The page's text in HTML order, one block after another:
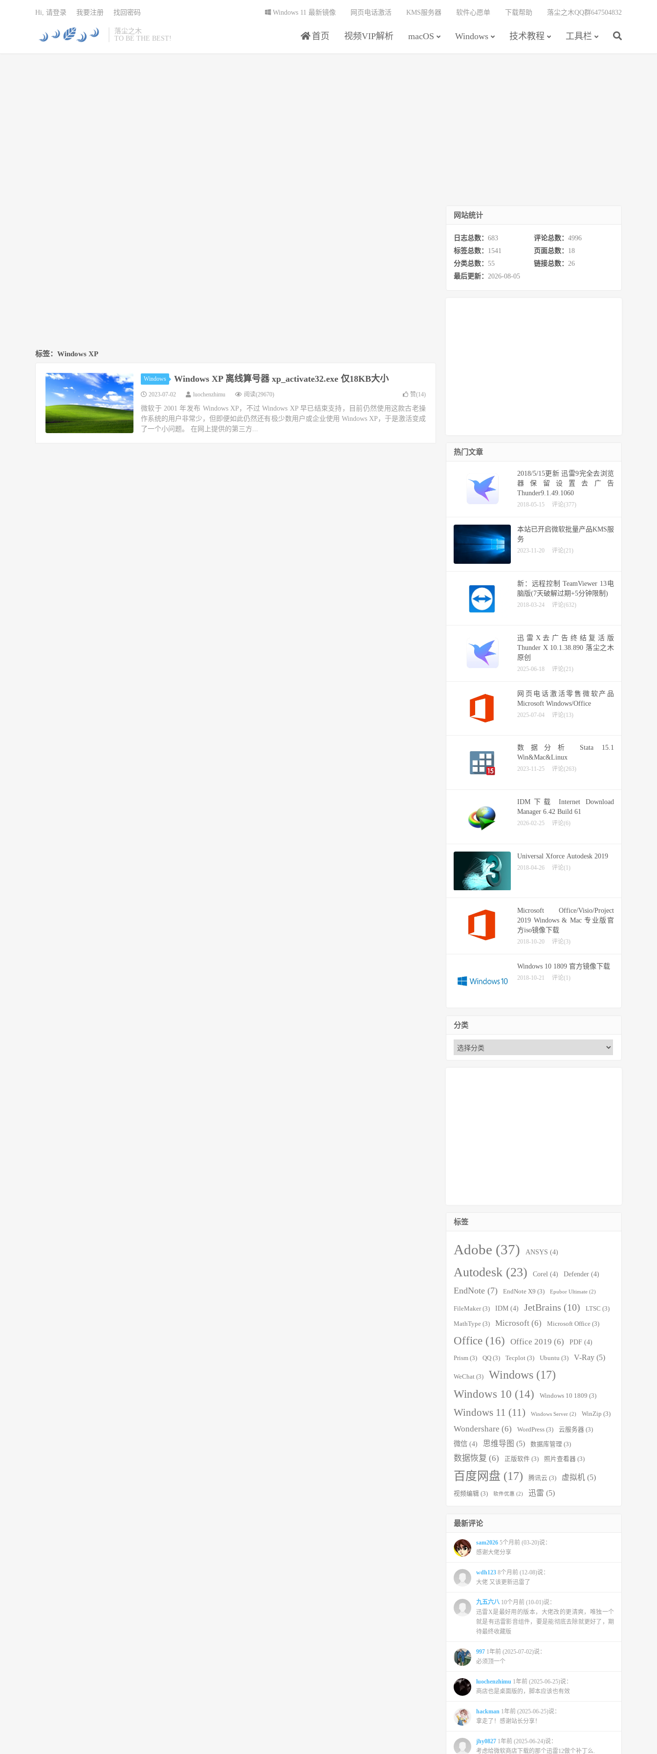
落尘之木
TO BE THE BEST!
首页 视频VIP解析 macOS Windows 技术教程 工具栏
Windows 11 最新镜像 网页电话激活 KMS服务器 软件心愿单 下载帮助 落尘之木QQ群647504832
Hi, 请登录 我要注册 找回密码
标签：Windows XP
Windows Windows XP 离线算号器 xp_activate32.exe 仅18KB大小
2023-07-02 luochenzhimu 阅读(29670) 赞(14)
微软于 2001 年发布 Windows XP，不过 Windows XP 早已结束支持，目前仍然使用这款古老操
作系统的用户非常少，但即便如此仍然还有极少数用户或企业使用 Windows XP，于是激活变成
了一个小问题。 在网上提供的第三方...
网站统计
日志总数： 683 评论总数： 4996
标签总数： 1541 页面总数： 18
分类总数： 55 链接总数： 26
最后更新： 2026-08-05
热门文章
2018/5/15更新 迅雷9完全去浏览
器保留设置去广告
Thunder9.1.49.1060
2018-05-15 评论(377)
本站已开启微软批量产品KMS服
务
2023-11-20 评论(21)
新：远程控制 TeamViewer 13电
脑版(7天破解过期+5分钟限制)
2018-03-24 评论(632)
迅雷X去广告终结复活版
Thunder X 10.1.38.890 落尘之木
原创
2025-06-18 评论(21)
网页电话激活零售微软产品
Microsoft Windows/Office
2025-07-04 评论(13)
数据分析 Stata 15.1
Win&Mac&Linux
2023-11-25 评论(263)
IDM下载 Internet Download
Manager 6.42 Build 61
2026-02-25 评论(6)
Universal Xforce Autodesk 2019
2018-04-26 评论(1)
Microsoft Office/Visio/Project
2019 Windows & Mac 专业版官
方iso镜像下载
2018-10-20 评论(3)
Windows 10 1809 官方镜像下载
2018-10-21 评论(1)
分类
标签
Adobe (37) ANSYS (4)
Autodesk (23) Corel (4) Defender (4)
EndNote (7) EndNote X9 (3) Epubor Ultimate (2)
FileMaker(3) IDM (4) JetBrains (10) LTSC (3)
MathType (3) Microsoft (6) Microsoft Office (3)
Office (16) Office 2019 (6) PDF (4)
Prism (3) QQ (3) Tecplot (3) Ubuntu (3) V-Ray (5)
WeChat (3) Windows (17)
Windows 10 (14) Windows 10 1809 (3)
Windows 11 (11) Windows Server (2) WinZip (3)
Wondershare (6) WordPress (3) 云服务器 (3)
微信 (4) 思维导图 (5) 数据库管理 (3)
数据恢复 (6) 正版软件 (3) 照片查看器 (3)
百度网盘 (17) 腾讯云 (3) 虚拟机 (5)
视频编辑 (3) 软件优惠 (2) 迅雷 (5)
最新评论
sam2026 5个月前 (03-20)说：
感谢大佬分享
wdh123 8个月前 (12-08)说：
大佬 又该更新迅雷了
九五六八 10个月前 (10-01)说：
迅雷X是最好用的版本，大佬改的更清爽，唯独一个
就是有迅雷影音组件，要是能彻底去除就更好了，期
待最终收藏版
997 1年前 (2025-07-02)说：
必须顶一个
luochenzhimu 1年前 (2025-06-25)说：
商店也是桌面版的，脚本应该也有效
hackman 1年前 (2025-06-25)说：
拿走了！感谢站长分享！
jhy0827 1年前 (2025-06-24)说：
考虑给微软商店下载的那个迅雷12做个补丁么.